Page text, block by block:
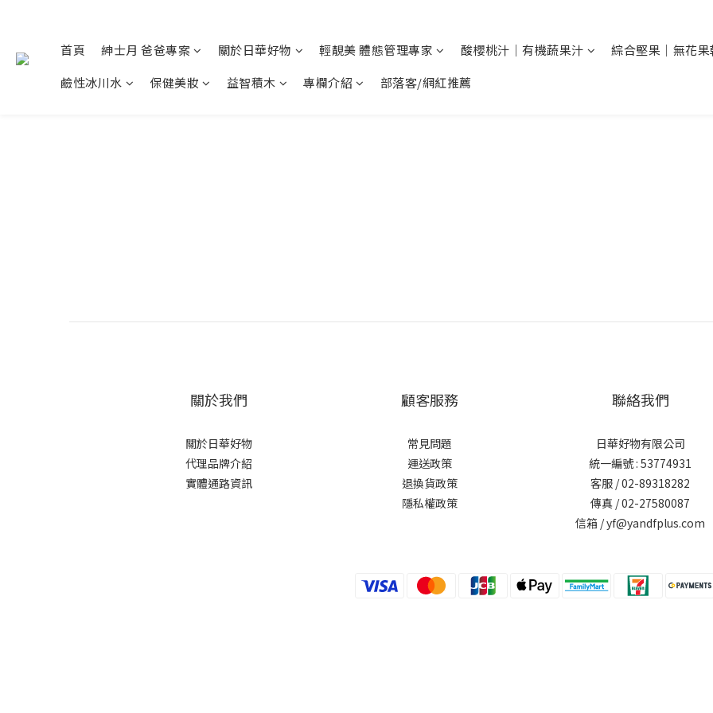
首頁 紳士月 爸爸專案 關於日華好物 輕靚美 體態管理專家 酸櫻桃汁｜有機蔬果汁
綜合堅果｜無花
鹼性冰川水
保健美妝 益智積木 專欄介紹 部落客/網紅推薦
關於我們
關於日華好物
代理品牌介紹
實體通路資訊
顧客服務
常見問題
運送政策
退換貨政策
隱私權政策
聯絡我們
日華好物有限公司
統一編號 : 53774931
客服 / 02-89318282
傳真 / 02-27580087
信箱 / yf@yandfplus.com